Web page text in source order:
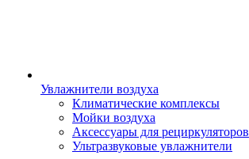
Увлажнители воздуха
Климатические комплексы
Мойки воздуха
Аксессуары для рециркуляторов
Ультразвуковые увлажнители